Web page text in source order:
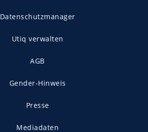
Datenschutzmanager
Utiq verwalten
AGB
Gender-Hinweis
Presse
Mediadaten